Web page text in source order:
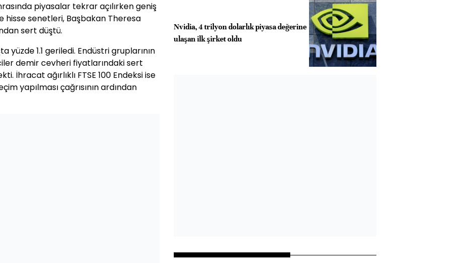
piyasalar tekrar açılırken geniş
hisse senetleri, Başbakan Theresa
sert düştü.
yüzde 1.1 geriledi. Endüstri gruplarının
demir cevheri fiyatlarındaki sert
İhracat ağırlıklı FTSE 100 Endeksi ise
yapılması çağrısının ardından
Nvidia, 4 trilyon dolarlık piyasa değerine
ulaşan ilk şirket oldu